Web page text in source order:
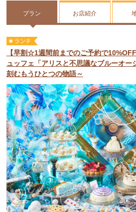
プラン お店紹介
【早割☆1週間前までのご予約で
ュッフェ「アリスと不思議なブルーオー
刻むもうひとつの物語～